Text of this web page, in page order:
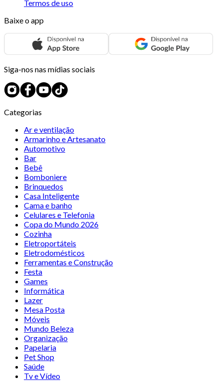
Termos de uso
Baixe o app
Siga-nos nas mídias sociais
Categorias
Ar e ventilação
Armarinho e Artesanato
Automotivo
Bar
Bebê
Bomboniere
Brinquedos
Casa Inteligente
Cama e banho
Celulares e Telefonia
Copa do Mundo 2026
Cozinha
Eletroportáteis
Eletrodomésticos
Ferramentas e Construção
Festa
Games
Informática
Lazer
Mesa Posta
Móveis
Mundo Beleza
Organização
Papelaria
Pet Shop
Saúde
Tv e Vídeo